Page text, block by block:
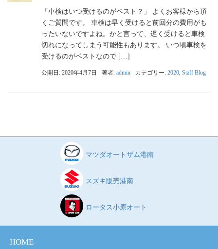
「車検はいつ受けるのがベスト？」 よくお客様から頂
くご質問です。 車検は早く受けると前回分の費用がも
ったいないですよね。かと言って、遅く受けると車検
切れになってしまう可能性もあります。 いつ頃車検を
受けるのがベストなので […]
公開日: 2020年4月7日 著者: admin カテゴリー: 2020 Staff Blog
マツダオートザム港南
スズキ販売港南
ロータス小原オート
HOME